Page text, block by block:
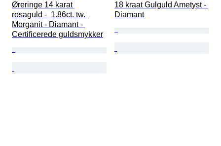
Øreringe 14 karat
rosaguld -  1.86ct. tw.
Morganit - Diamant -
Certificerede guldsmykker
18 kraat Gulguld Ametyst -
Diamant